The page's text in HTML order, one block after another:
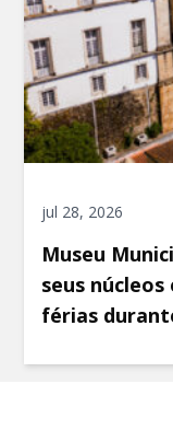
jul 28, 2026
Museu
seus
férias